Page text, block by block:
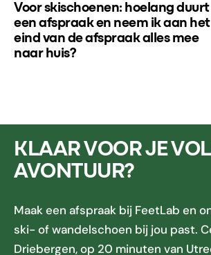
Voor skischoenen: hoelang duurt
een afspraak en neem ik aan het
eind van de afspraak alles mee
naar huis?
KLAAR VOOR JE
AVONTUUR?
Maak een afspraak bij FeetLab en
ski- of wandelschoen bij jou past.
Driebergen, op 20 minuten van